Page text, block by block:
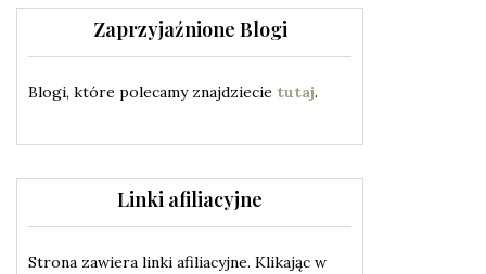
Zaprzyjaźnione Blogi
Blogi, które polecamy znajdziecie tutaj.
Linki afiliacyjne
Strona zawiera linki afiliacyjne. Klikając w